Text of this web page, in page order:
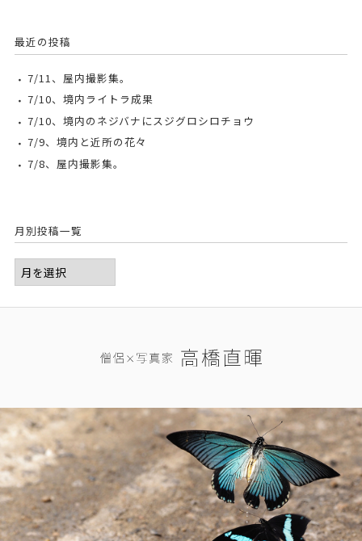
最近の投稿
7/11、屋内撮影集。
7/10、境内ライトラ成果
7/10、境内のネジバナにスジグロシロチョウ
7/9、境内と近所の花々
7/8、屋内撮影集。
月別投稿一覧